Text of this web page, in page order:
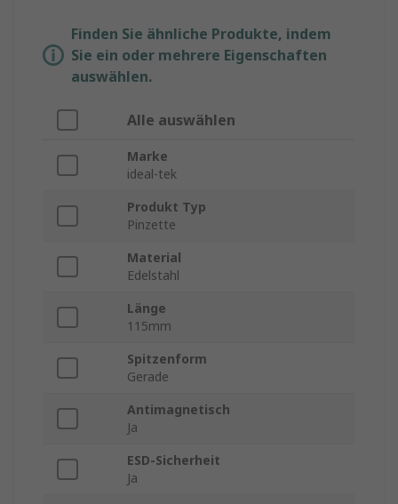
Finden Sie ähnliche Produkte, indem
Sie ein oder mehrere Eigenschaften
auswählen.
Alle auswählen
Marke
ideal-tek
Produkt Typ
Pinzette
Material
Edelstahl
Länge
115mm
Spitzenform
Gerade
Antimagnetisch
Ja
ESD-Sicherheit
Ja